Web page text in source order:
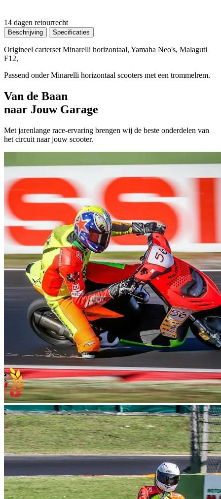
14 dagen retourrecht
Beschrijving Specificaties
Origineel carterset Minarelli horizontaal, Yamaha Neo's, Malaguti
F12,
Passend onder Minarelli horizontaal scooters met een trommelrem.
Van de Baan
naar Jouw Garage
Met jarenlange race-ervaring brengen wij de beste onderdelen van
het circuit naar jouw scooter.